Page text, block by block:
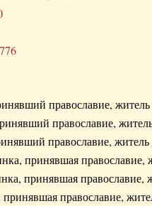
православие,
православие,
православие,
принявшая
принявшая
принявшая православие,